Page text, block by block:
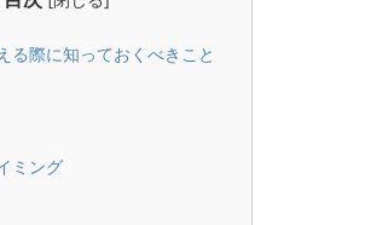
る際に知っておくべきこと
ミング